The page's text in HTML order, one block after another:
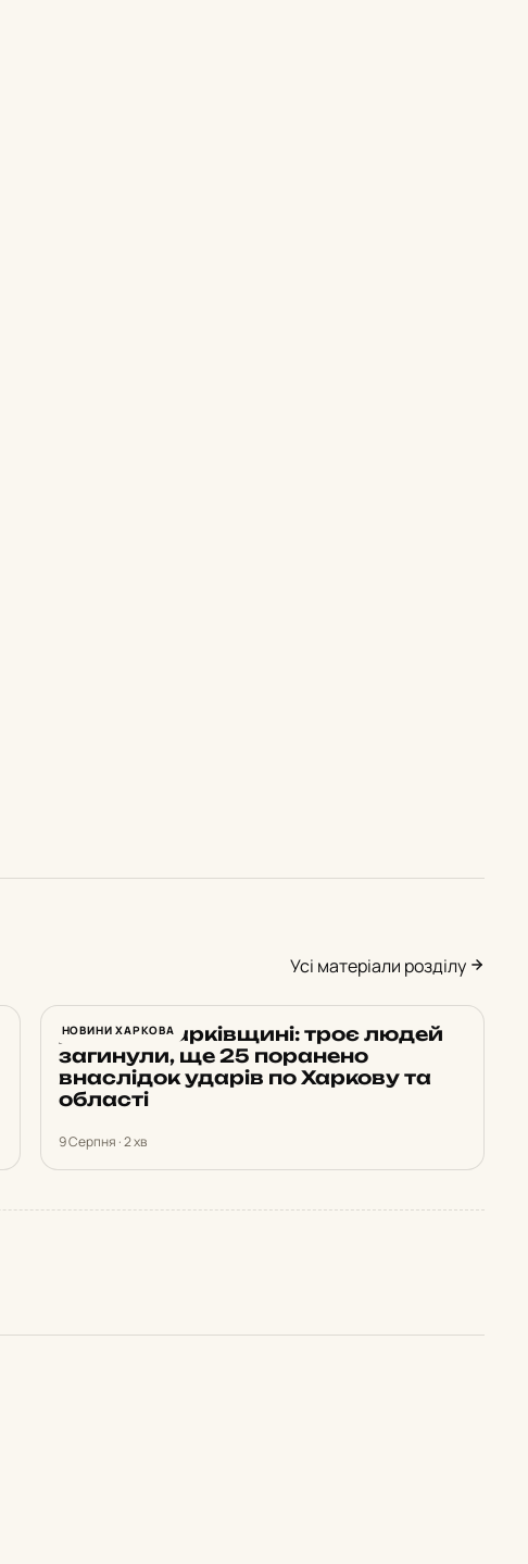
Усі матеріали розділу
НОВИНИ ХАРКОВА
Доба на Харківщині: троє людей
загинули, ще 25 поранено
внаслідок ударів по Харкову та
області
9 Серпня · 2 хв